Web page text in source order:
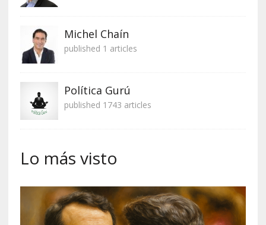
Michel Chaín
published 1 articles
Política Gurú
published 1743 articles
Lo más visto